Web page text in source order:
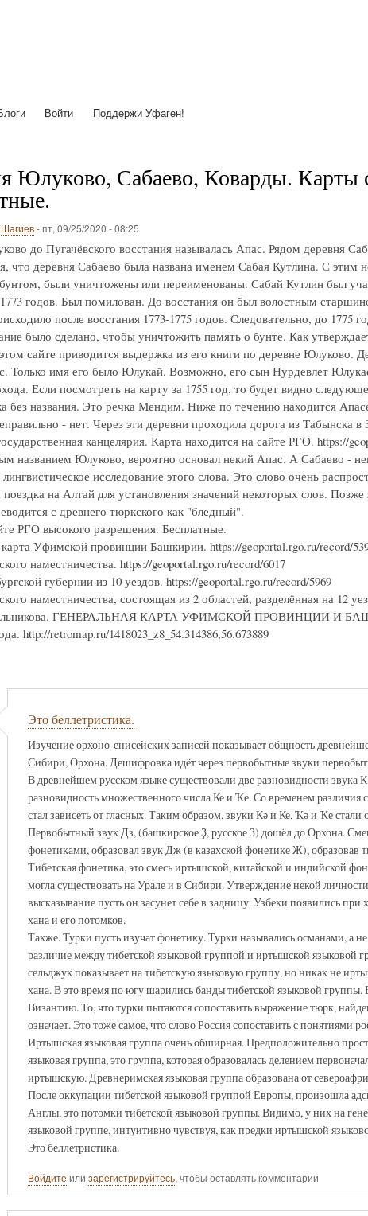
Войти Поддержи Уфаген!
Юлуково, Сабаево, Коварды. Карты
Шагиев-пт, 09/25/2020 - 08:25
до Пугачёвского восстания называлась Апас. Рядом деревня
что деревня Сабаево была названа именем Сабая Кутлина. С этим
были уничтожены или переименованы. Сабай Кутлин был
годов. Был помилован. До восстания он был волостным
после восстания 1773-1775 годов. Следовательно, до 1775
было сделано, чтобы уничтожить память о бунте. Как
сайте приводится выдержка из его книги по деревне Юлуково.
Только имя его было Юлукай. Возможно, его сын Нурдевлет
Если посмотреть на карту за 1755 год, то будет видно
без названия. Это речка Мендим. Ниже по течению находится
- нет. Через эти деревни проходила дорога из
канцелярия. Карта находится на сайте РГО. https://
названием Юлуково, вероятно основал некий Апас. А Сабаево -
исследование этого слова. Это слово очень
на Алтай для установления значений некоторых слов.
с древнего тюркского как "бледный".
РГО высокого разрешения. Бесплатные.
карта Уфимской провинции Башкирии. https://geoportal.rgo.ru/record/
наместничества. https://geoportal.rgo.ru/record/6017
губернии из 10 уездов. https://geoportal.rgo.ru/record/5969
наместничества, состоящая из 2 областей, разделённая на 12
ГЕНЕРАЛЬНАЯ КАРТА УФИМСКОЙ ПРОВИНЦИИ И
http://retromap.ru/1418023_z8_54.314386,56.673889
Это беллетристика.
Изучение орхоно-енисейских записей показывает общность
Сибири, Орхона. Дешифровка идёт через первобытные звуки
В древнейшем русском языке существовали две разновидности
разновидность множественного числа Ке и Ҡе. Со временем
стал зависеть от гласных. Таким образом, звуки Кә и Ке, Ҡә и Ҡе
Первобытный звук Дз, (башкирское Ҙ, русское З) дошёл до Орхона.
фонетиками, образовал звук Дж (в казахской фонетике Ж), образовав
Тибетская фонетика, это смесь иртышской, китайской и индийской
могла существовать на Урале и в Сибири. Утверждение некой
высказывание пусть он засунет себе в задницу. Узбеки появились
хана и его потомков.
Также. Турки пусть изучат фонетику. Турки назывались османами, а
различие между тибетской языковой группой и иртышской
сельджук показывает на тибетскую языковую группу, но никак не
хана. В это время по югу шарились банды тибетской языковой
Византию. То, что турки пытаются сопоставить выражение тюрк,
означает. Это тоже самое, что слово Россия сопоставить с понятиями
Иртышская языковая группа очень обширная. Предположительно
языковая группа, это группа, которая образовалась делением
иртышскую. Древнеримская языковая группа образована от
После оккупации тибетской языковой группой Европы, произошла
Англы, это потомки тибетской языковой группы. Видимо, у них на
языковой группе, интуитивно чувствуя, как предки иртышской
Это беллетристика.
Войдите или зарегистрируйтесь, чтобы оставлять комментарии